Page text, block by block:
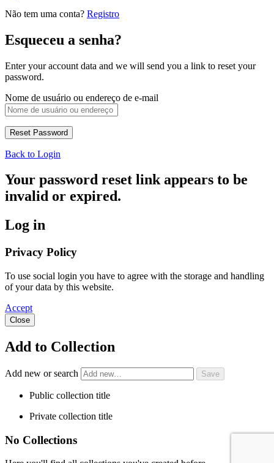
Não tem uma conta? Registro
Esqueceu a senha?
Enter your account data and we will send you a link to reset your
password.
Nome de usuário ou endereço de e-mail
Back to Login
Your password reset link appears to be
invalid or expired.
Log in
Privacy Policy
To use social login you have to agree with the storage and handling
of your data by this website.
Accept
Close
Add to Collection
Add new or search
Public collection title
Private collection title
No Collections